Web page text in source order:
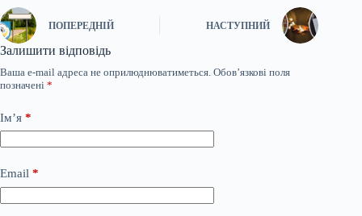
ПОПЕРЕДНІЙ НАСТУПНИЙ
Залишити відповідь
Ваша e-mail адреса не оприлюднюватиметься. Обов’язкові поля
позначені *
Ім’я *
Email *